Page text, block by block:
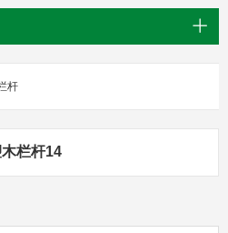
杆
栏杆14